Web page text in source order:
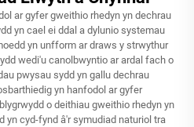
ar gyfer gweithio rhedyn yn dechrau
yn cael ei ddal a dylunio systemau
yn unfform ar draws y strwythur
wedi'u canolbwyntio ar ardal fach o
pwysau sydd yn gallu dechrau
yn hanfodol ar gyfer
o deithiau gweithio rhedyn yn
yn cyd-fynd â'r symudiad naturiol tra